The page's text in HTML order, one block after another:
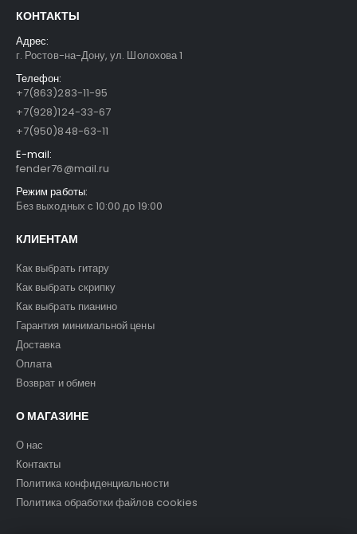
КОНТАКТЫ
Адрес:
г. Ростов-на-Дону, ул. Шолохова 1
Телефон:
+7(863)283-11-95
+7(928)124-33-67
+7(950)848-63-11
E-mail:
fender76@mail.ru
Режим работы:
Без выходных с 10:00 до 19:00
КЛИЕНТАМ
Как выбрать гитару
Как выбрать скрипку
Как выбрать пианино
Гарантия минимальной цены
Доставка
Оплата
Возврат и обмен
О МАГАЗИНЕ
О нас
Контакты
Политика конфиденциальности
Политика обработки файлов cookies